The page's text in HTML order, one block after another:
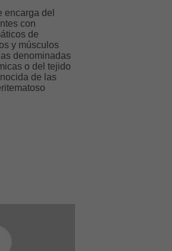
encarga del
con
de
y músculos
denominadas
o del tejido
de las